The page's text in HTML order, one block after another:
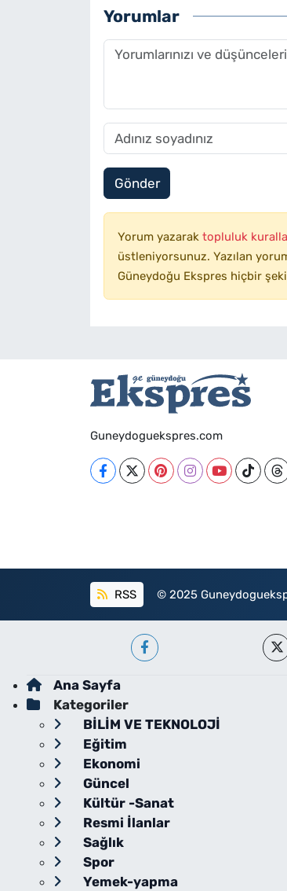
Yorumlar
Gönder
Yorum yazarak topluluk
üstleniyorsunuz. Yazılan
Güneydoğu Ekspres hiçbir
Guneydoguekspres.com
RSS © 2025
Ana Sayfa
Kategoriler
BİLİM VE TEKNOLOJİ
Eğitim
Ekonomi
Güncel
Kültür -Sanat
Resmi İlanlar
Sağlık
Spor
Yemek-yapma